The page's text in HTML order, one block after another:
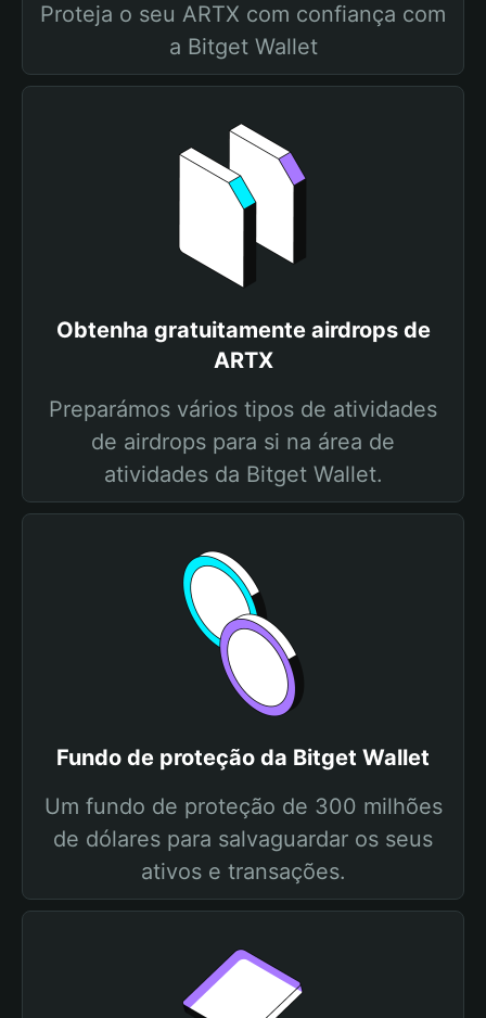
Proteja o seu ARTX com confiança com
a Bitget Wallet
Obtenha gratuitamente airdrops de
ARTX
Preparámos vários tipos de atividades
de airdrops para si na área de
atividades da Bitget Wallet.
Fundo de proteção da Bitget Wallet
Um fundo de proteção de 300 milhões
de dólares para salvaguardar os seus
ativos e transações.